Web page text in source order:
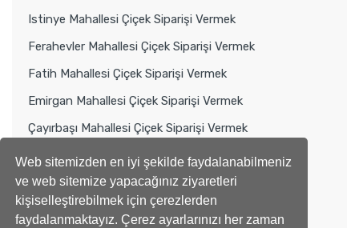
Web sitemizden en iyi şekilde faydalanabilmeniz
ve web sitemize yapacağınız ziyaretleri
kişiselleştirebilmek için çerezlerden
faydalanmaktayız. Çerez ayarlarınızı her zaman
Istinye Mahallesi Çiçek Siparişi Vermek
Ferahevler Mahallesi Çiçek Siparişi Vermek
Fatih Mahallesi Çiçek Siparişi Vermek
Emirgan Mahallesi Çiçek Siparişi Vermek
Çayırbaşı Mahallesi Çiçek Siparişi Vermek
Çamlıtepe Mahallesi Çiçek Siparişi Vermek
Cumhuriyet Mahallesi Çiçek Siparişi Vermek
Büyükdere Mahallesi Çiçek Siparişi Vermek